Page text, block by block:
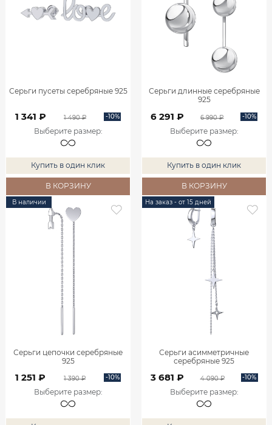
Серьги пусеты серебряные 925
1 341 ₽ 1 490 ₽ -10%
Выберите размер:
Купить в один клик
В КОРЗИНУ
Серьги длинные серебряные
925
6 291 ₽ 6 990 ₽ -10%
Выберите размер:
Купить в один клик
В КОРЗИНУ
В наличии
Серьги цепочки серебряные
925
1 251 ₽ 1 390 ₽ -10%
Выберите размер:
На заказ - от 15 дней
Серьги асимметричные
серебряные 925
3 681 ₽ 4 090 ₽ -10%
Выберите размер: